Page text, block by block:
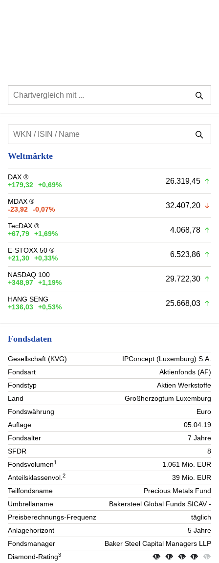
Weltmärkte
DAX ®
+179,32
+0,69% 26.319,45
MDAX ®
-23,92
-0,07% 32.407,20
TecDAX ®
+67,79
+1,69% 4.068,78
E-STOXX 50 ®
+21,30
+0,33% 6.523,86
NASDAQ 100
+348,97
+1,19% 29.722,30
HANG SENG
+136,03
+0,53% 25.668,03
Fondsdaten
Gesellschaft (KVG)
IPConcept (Luxemburg) S.A.
Fondsart
Aktienfonds (AF)
Fondstyp
Aktien Werkstoffe
Land
Großherzogtum Luxemburg
Fondswährung
Euro
Auflage
05.04.19
Fondsalter
7 Jahre
SFDR
8
Fondsvolumen1
1.061 Mio. EUR
Anteilsklassenvol.2
39 Mio. EUR
Teilfondsname
Precious Metals Fund
Umbrellaname
Bakersteel Global Funds SICAV -
Preisberechnungs-Frequenz
täglich
Anlagehorizont
5 Jahre
Fondsmanager
Baker Steel Capital Managers LLP
Diamond-Rating3